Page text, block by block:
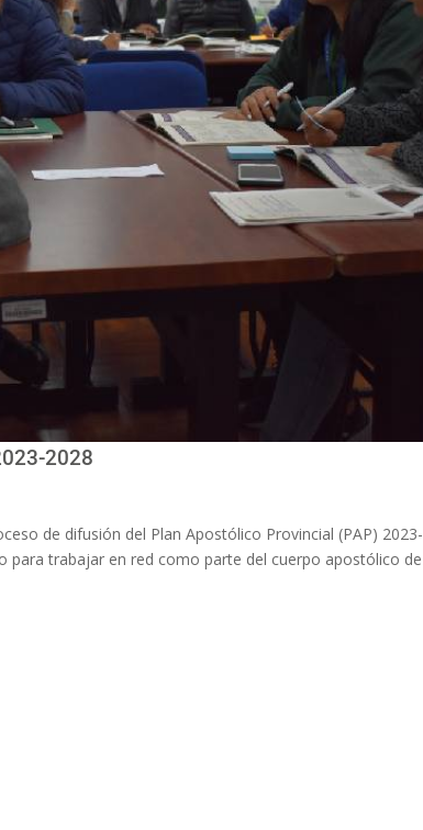
2028
de difusión del Plan Apostólico Provincial (PAP) 2023-
para trabajar en red como parte del cuerpo apostólico de